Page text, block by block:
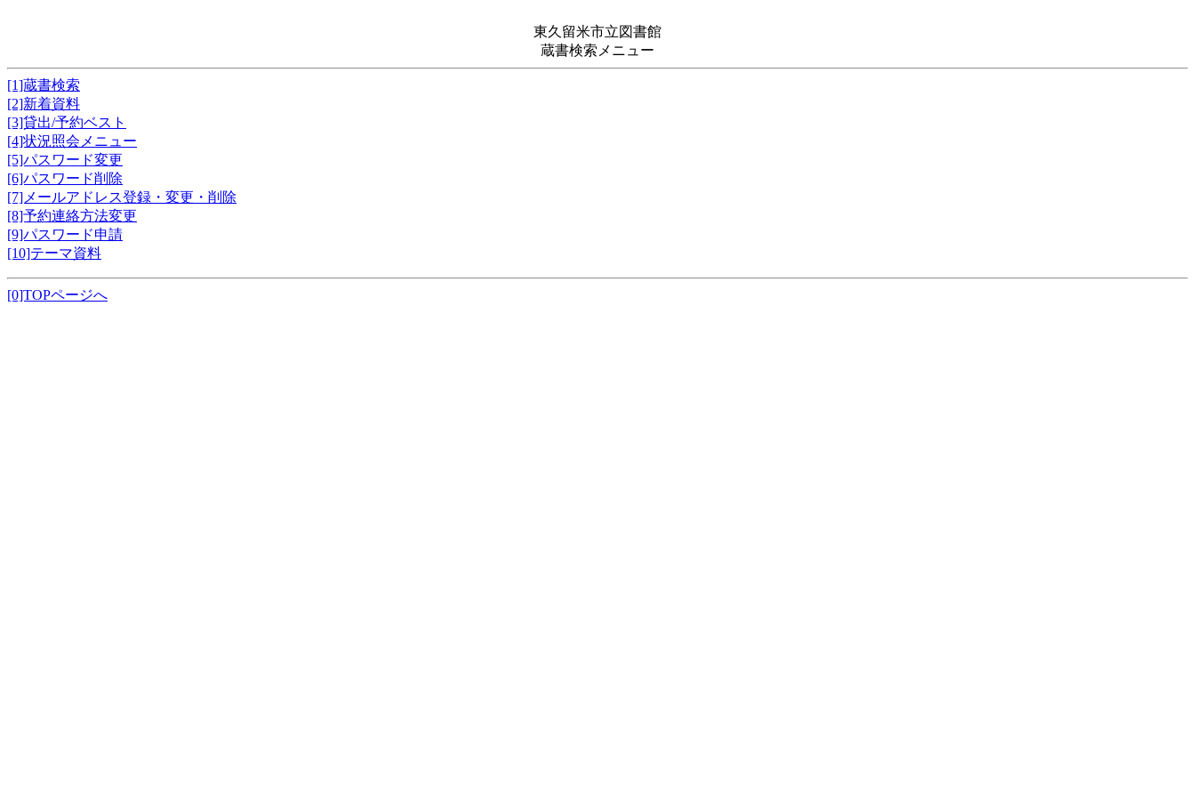
東久留米市立図書館
蔵書検索メニュー
[1]蔵書検索
[2]新着資料
[3]貸出/予約ベスト
[4]状況照会メニュー
[5]パスワード変更
[6]パスワード削除
[7]メールアドレス登録・変更・削除
[8]予約連絡方法変更
[9]パスワード申請
[10]テーマ資料
[0]TOPページへ